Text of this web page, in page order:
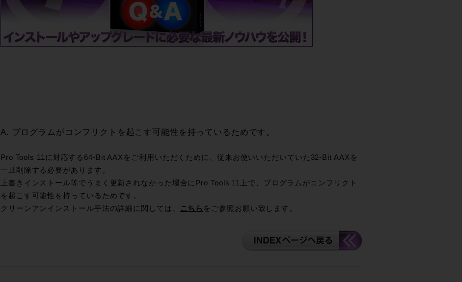
A. プログラムがコンフリクトを起こす可能性を持っているためです。
Pro Tools 11に対応する64-Bit AAXをご利用いただくために、従来お使いいただいていた32-Bit AAXを
一旦削除する必要があります。
上書きインストール等でうまく更新されなかった場合にPro Tools 11上で、プログラムがコンフリクト
を起こす可能性を持っているためです。
クリーンアンインストール手法の詳細に関しては、
こちら をご参照お願い致します。